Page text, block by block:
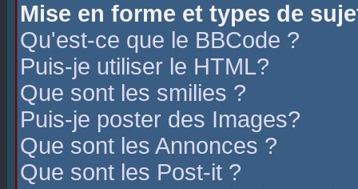
Mise en forme et types de
Qu'est-ce que le BBCode ?
Puis-je utiliser le HTML?
Que sont les smilies ?
Puis-je poster des Images?
Que sont les Annonces ?
Que sont les Post-it ?